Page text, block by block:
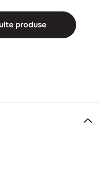
produse